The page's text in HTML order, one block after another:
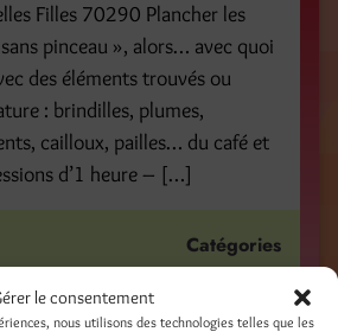
le consentement
nous utilisons des technologies telles que les
Filles 70290 Plancher les
pinceau », alors… avec quoi
des éléments trouvés ou
: brindilles, plumes,
cailloux, pailles… du café et
d’1 heure – […]
Catégories
Détourner, recycler, relooker
- Photo - Mixed Media